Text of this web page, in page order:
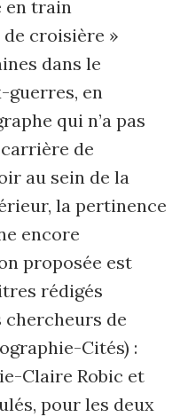
en train
de croisière »
dans le
guerres, en
qui n’a pas
de
au sein de la
la pertinence
encore
proposée est
rédigés
de
Cités) :
Claire Robic et
pour les deux